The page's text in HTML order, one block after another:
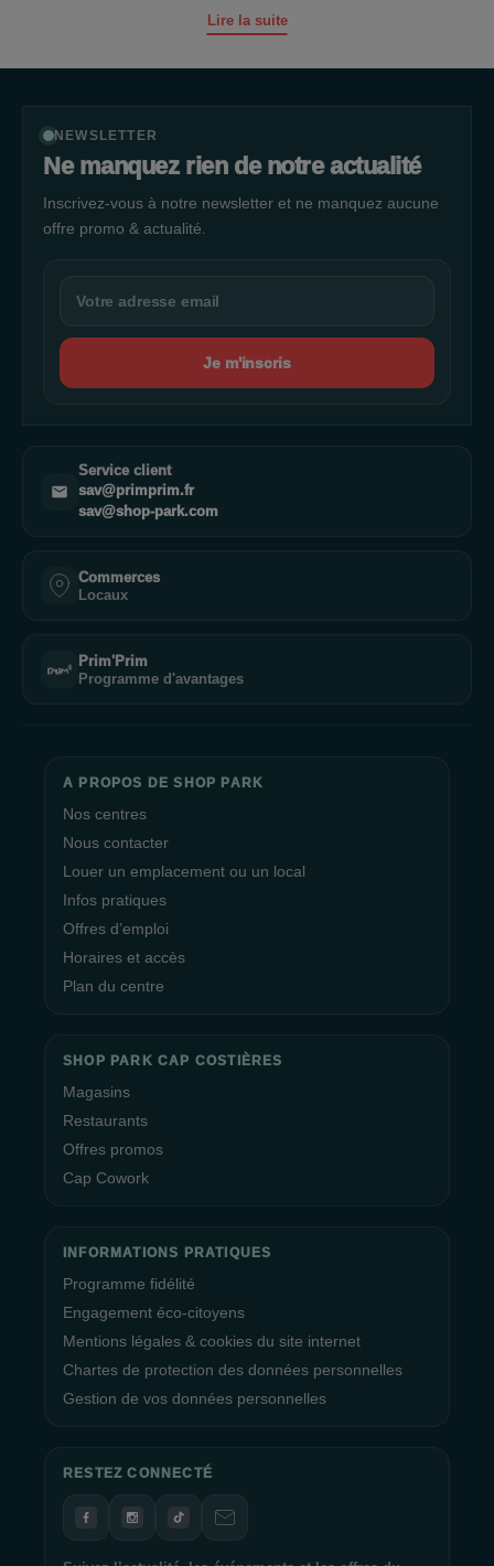
découvrez pourquoi Shop Park Cap Costières est la référence
en matière de shopping dans le Gard !
Lire la suite
NEWSLETTER
Ne manquez rien de notre actualité
Inscrivez-vous à notre newsletter et ne manquez aucune
offre promo & actualité.
Je m'inscris
Service client
sav@primprim.fr
sav@shop-park.com
Commerces
Locaux
Prim'Prim
Programme d'avantages
A PROPOS DE SHOP PARK
Nos centres
Nous contacter
Louer un emplacement ou un local
Infos pratiques
Offres d’emploi
Horaires et accès
Plan du centre
SHOP PARK CAP COSTIÈRES
Magasins
Restaurants
Offres promos
Cap Cowork
INFORMATIONS PRATIQUES
Programme fidélité
Engagement éco-citoyens
Mentions légales & cookies du site internet
Chartes de protection des données personnelles
Gestion de vos données personnelles
RESTEZ CONNECTÉ